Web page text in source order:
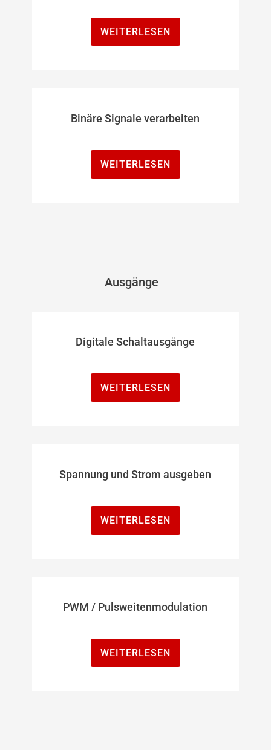
WEITERLESEN
Binäre Signale verarbeiten
WEITERLESEN
Ausgänge
Digitale Schaltausgänge
WEITERLESEN
Spannung und Strom ausgeben
WEITERLESEN
PWM / Pulsweitenmodulation
WEITERLESEN